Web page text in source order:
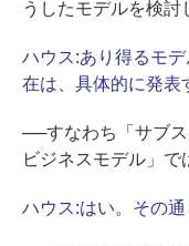
うしたモデルを検討
ハウス:あり得るモ
在は、具体的に発表
──すなわち「サブ
ビジネスモデル」で
ハウス:はい。その通